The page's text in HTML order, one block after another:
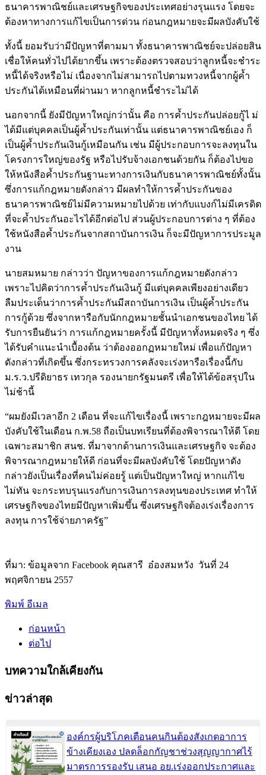
ธนาคารพาณิชย์และเศรษฐกิจของประเทศอย่างรุนแรง โดยจะ
ต้องหาทางการแก้ไขเป็นการด่วน ก่อนกฎหมายจะมีผลบังคับใช้
ทั้งนี้ ยอมรับว่ามีปัญหาที่ตามมา ทั้งธนาคารพาณิชย์จะปล่อยสิน
เชื่อให้คนทั่วไปได้ยากขึ้น เพราะต้องตรวจสอบว่าลูกหนี้จะชำระ
หนี้ได้จริงหรือไม่ เนื่องจากไม่สามารถไปตามทวงหนี้จากผู้ค้ำ
ประกันได้เหมือนที่ผ่านมา หากลูกหนี้ชำระไม่ได้
นอกจากนี้ ยังมีปัญหาใหญ่กว่านั้น คือ การค้ำประกันปล่อยกู้ไ ม่
ได้มีแต่บุคคลเป็นผู้ค้ำประกันเท่านั้น แต่ธนาคารพาณิชย์เอง ก็
เป็นผู้ค้ำประกันเงินกู้เหมือนกัน เช่น มีผู้ประกอบการจะลงทุนใน
โครงการใหญ่ของรัฐ หรือไปรับจ้างเอกชนด้วยกัน ก็ต้องไปขอ
ให้หนังสือค้ำประกันฐานะทางการเงินกับธนาคารพาณิชย์ทั้งนั้น
ซึ่งการแก้กฎหมายดังกล่าว มีผลทำให้การค้ำประกันของ
ธนาคารพาณิชย์ไม่มีความหมายไปด้วย เท่ากับแบงก์ไม่มีเครดิต
ที่จะค้ำประกันอะไรได้อีกต่อไป ส่วนผู้ประกอบการต่าง ๆ ที่ต้อง
ใช้หนังสือค้ำประกันจากสถาบันการเงิน ก็จะมีปัญหาการประมูล
งาน
นายสมหมาย กล่าวว่า ปัญหาของการแก้กฎหมายดังกล่าว
เพราะไปคิดว่าการค้ำประกันเงินกู้ มีแต่บุคคลเพียงอย่างเดียว
ลืมประเด็นว่าการค้ำประกันมีสถาบันการเงิน เป็นผู้ค้ำประกัน
การกู้ด้วย ซึ่งจากหารือกับนักกฎหมายชั้นนำเอกชนของไทย ได้
รับการยืนยันว่า การแก้กฎหมายครั้งนี้ มีปัญหาทั้งหมดจริง ๆ ซึ่ง
ได้รับคำแนะนำเบื้องต้น ว่าต้องออกฏหมายใหม่ เพื่อแก้ปัญหา
ดังกล่าวที่เกิดขึ้น ซึ่งกระทรวงการคลังจะเร่งหารือเรื่องนี้กับ
ม.ร.ว.ปรีดิยาธร เทวกุล รองนายกรัฐมนตรี เพื่อให้ได้ข้อสรุปใน
ไม่ช้านี้
“ผมยังมีเวลาอีก 2 เดือน ที่จะแก้ไขเรื่องนี้ เพราะกฎหมายจะมีผล
บังคับใช้ในเดือน ก.พ.58 ถือเป็นบทเรียนที่ต้องพิจารณาให้ดี โดย
เฉพาะสมาชิก สนช. ที่มาจากด้านการเงินและเศรษฐกิจ จะต้อง
พิจารณากฎหมายให้ดี ก่อนที่จะมีผลบังคับใช้ โดยปัญหาดัง
กล่าวยังเป็นเรื่องที่คนไม่ค่อยรู้ แต่เป็นปัญหาใหญ่ หากแก้ไข
ไม่ทัน จะกระทบรุนแรงกับการเงินการลงทุนของประเทศ ทำให้
เศรษฐกิจของไทยมีปัญหาเพิ่มขึ้น ซึ่งเศรษฐกิจต้องเร่งเรื่องการ
ลงทุน การใช้จ่ายภาครัฐ”
ที่มา: ข้อมูลจาก Facebook คุณสารี อ๋องสมหวัง วันที่ 24
พฤศจิกายน 2557
พิมพ์ อีเมล
ก่อนหน้า
ต่อไป
บทความใกล้เคียงกัน
ข่าวล่าสุด
องค์กรผู้บริโภคเตือนคนกินต้องสังเกตอาการ
ข้างเคียงเอง ปลดล็อกกัญชาช่วงสุญญากาศไร้
มาตรการรองรับ เสนอ อย.เร่งออกประกาศและ